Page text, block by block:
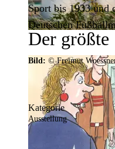
Der größte
Region
Mit weit über 4.000
Sport bis 1933 und
Deutschen
Bild: © Freimut
Kategorie
Ausstellung